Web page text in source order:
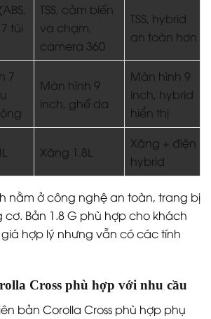
túi
TSS, cảm biến
va chạm,
camera 360
TSS, hybrid
an toàn hơn
7
Màn hình 9
inch, ghế da
Màn hình 9
inch, hybrid
hiển thị
Xăng 1.8L
Xăng + điện
hybrid
nằm ở công nghệ an toàn, trang bị
Bản 1.8 G phù hợp cho khách
hợp lý nhưng vẫn có các tính
Cross phù hợp với nhu cầu
bản Corolla Cross phù hợp phụ